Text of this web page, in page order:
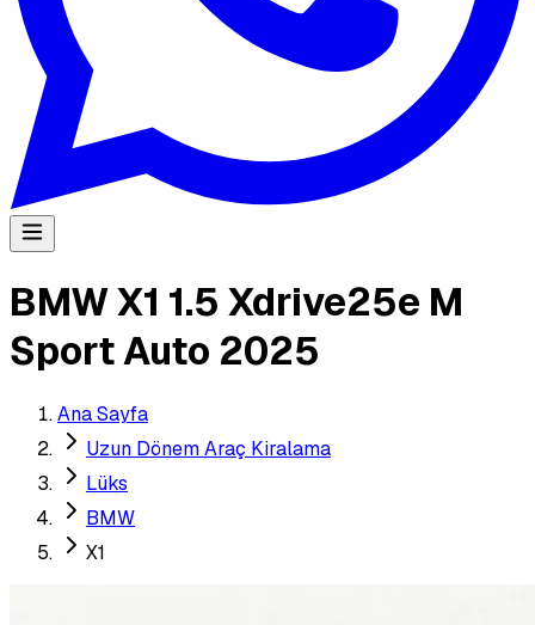
BMW X1 1.5 Xdrive25e M
Sport Auto 2025
Ana Sayfa
Uzun Dönem Araç Kiralama
Lüks
BMW
X1